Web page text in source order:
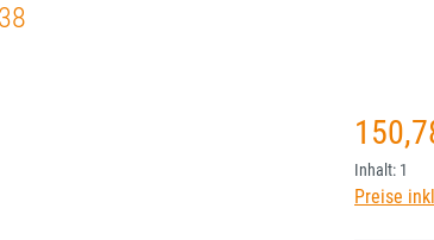
Regulärer
Inhalt: 1
Preise